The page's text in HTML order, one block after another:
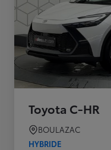
Toyota C-HR
BOULAZAC
HYBRIDE